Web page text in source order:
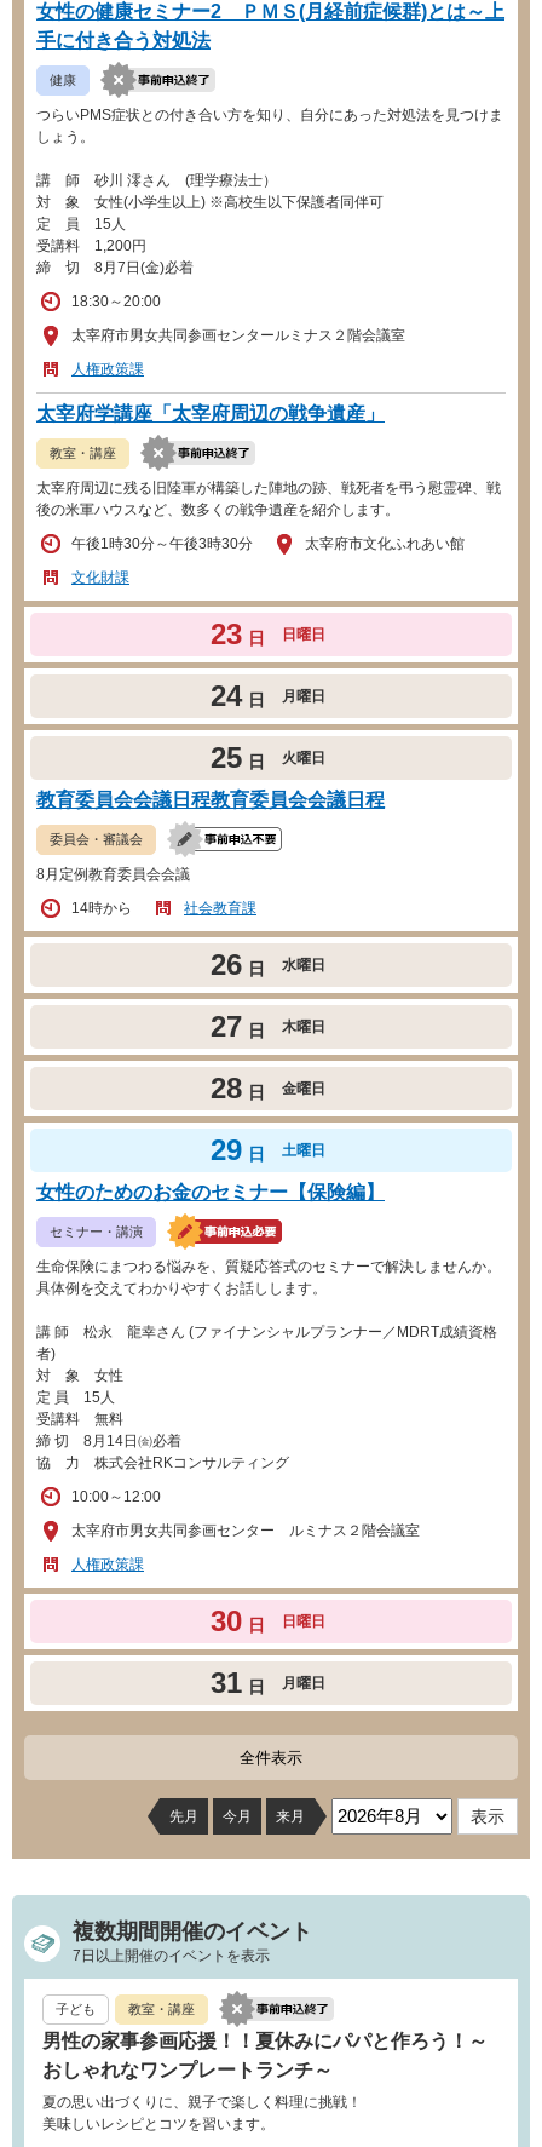
女性の健康セミナー2 ＰＭＳ(月経前症候群)とは～上
手に付き合う対処法
健康
つらいPMS症状との付き合い方を知り、自分にあった対処法を見つけま
しょう。
講 師 砂川 澪さん (理学療法士）
対 象 女性(小学生以上) ※高校生以下保護者同伴可
定 員 15人
受講料 1,200円
締 切 8月7日(金)必着
18:30～20:00
太宰府市男女共同参画センタールミナス２階会議室
人権政策課
太宰府学講座「太宰府周辺の戦争遺産」
教室・講座
太宰府周辺に残る旧陸軍が構築した陣地の跡、戦死者を弔う慰霊碑、戦
後の米軍ハウスなど、数多くの戦争遺産を紹介します。
午後1時30分～午後3時30分
太宰府市文化ふれあい館
文化財課
23 日 日曜日
24 日 月曜日
25 日 火曜日
教育委員会会議日程教育委員会会議日程
委員会・審議会
8月定例教育委員会会議
14時から
社会教育課
26 日 水曜日
27 日 木曜日
28 日 金曜日
29 日 土曜日
女性のためのお金のセミナー【保険編】
セミナー・講演
生命保険にまつわる悩みを、質疑応答式のセミナーで解決しませんか。
具体例を交えてわかりやすくお話しします。
講 師 松永 龍幸さん (ファイナンシャルプランナー／MDRT成績資格
者)
対 象 女性
定 員 15人
受講料 無料
締 切 8月14日㈮必着
協 力 株式会社RKコンサルティング
10:00～12:00
太宰府市男女共同参画センター ルミナス２階会議室
人権政策課
30 日 日曜日
31 日 月曜日
全件表示
先月 今月 来月
複数期間開催のイベント
7日以上開催のイベントを表示
子ども 教室・講座
男性の家事参画応援！！夏休みにパパと作ろう！～
おしゃれなワンプレートランチ～
夏の思い出づくりに、親子で楽しく料理に挑戦！
美味しいレシピとコツを習います。